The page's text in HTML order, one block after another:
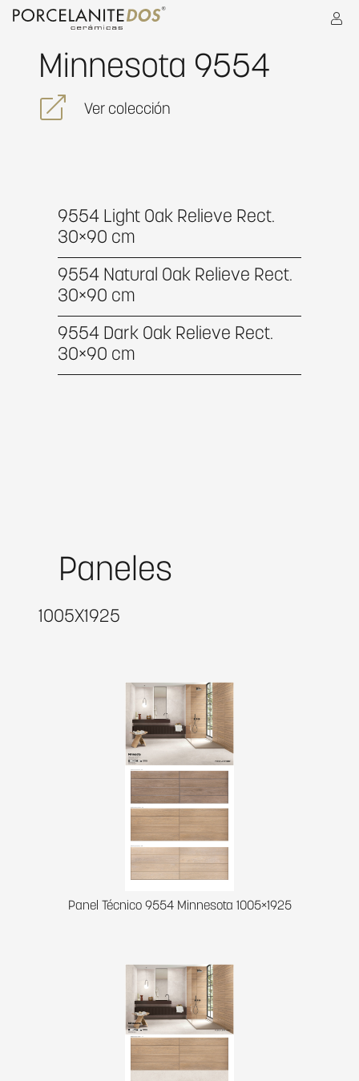
Minnesota 9554
Ver colección
9554 Light Oak Relieve Rect.
30×90 cm
9554 Natural Oak Relieve Rect.
30×90 cm
9554 Dark Oak Relieve Rect.
30×90 cm
Paneles
1005X1925
Panel Técnico 9554 Minnesota 1005×1925